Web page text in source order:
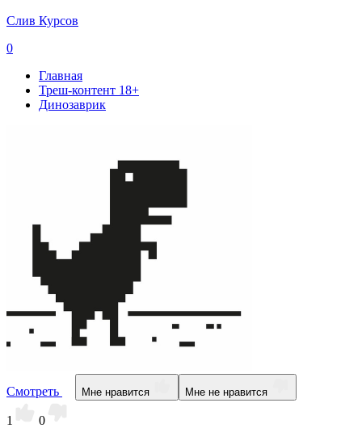
Слив Курсов
0
Главная
Треш-контент 18+
Динозаврик
Смотреть Мне нравится Мне не нравится
1
0